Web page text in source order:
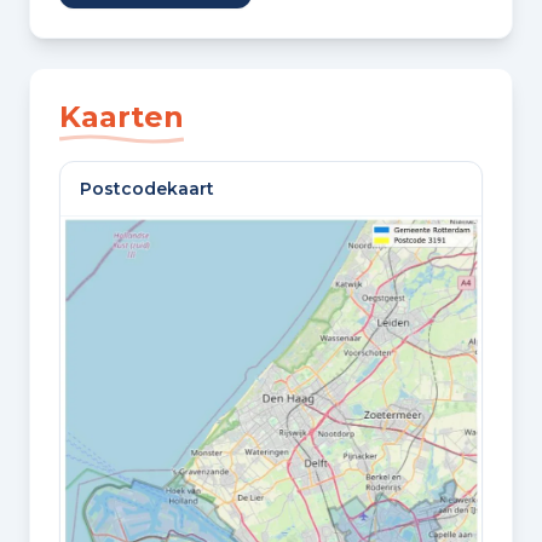
4 kamers
3 slaapkamers
BADKAMERS
VLOEREN
Oppervlaktes en inhoud
WOONOPPERVLAKTE
98 m²
Kaarten
Postcodekaart